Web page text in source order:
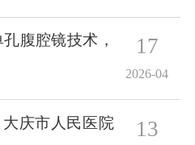
腹腔镜技术，
17
2026-04
庆市人民医院
13